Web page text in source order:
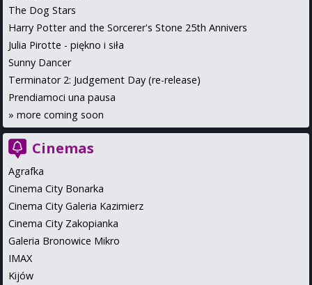
The Dog Stars
Harry Potter and the Sorcerer's Stone 25th Annivers
Julia Pirotte - piękno i siła
Sunny Dancer
Terminator 2: Judgement Day (re-release)
Prendiamoci una pausa
» more coming soon
Cinemas
Agrafka
Cinema City Bonarka
Cinema City Galeria Kazimierz
Cinema City Zakopianka
Galeria Bronowice Mikro
IMAX
Kijów